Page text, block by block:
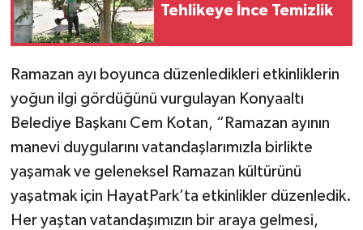
Tehlikeye İnce Temizlik
Ramazan ayı boyunca düzenledikleri etkinliklerin
yoğun ilgi gördüğünü vurgulayan Konyaaltı
Belediye Başkanı Cem Kotan, “Ramazan ayının
manevi duygularını vatandaşlarımızla birlikte
yaşamak ve geleneksel Ramazan kültürünü
yaşatmak için HayatPark’ta etkinlikler düzenledik.
Her yaştan vatandaşımızın bir araya gelmesi,